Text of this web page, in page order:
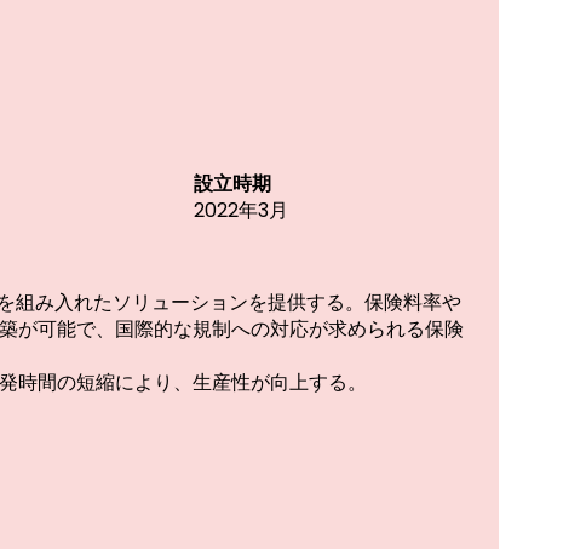
設立時期
2022年3月
み入れたソリューションを提供する。保険料率や
が可能で、国際的な規制への対応が求められる保険
間の短縮により、⽣産性が向上する。